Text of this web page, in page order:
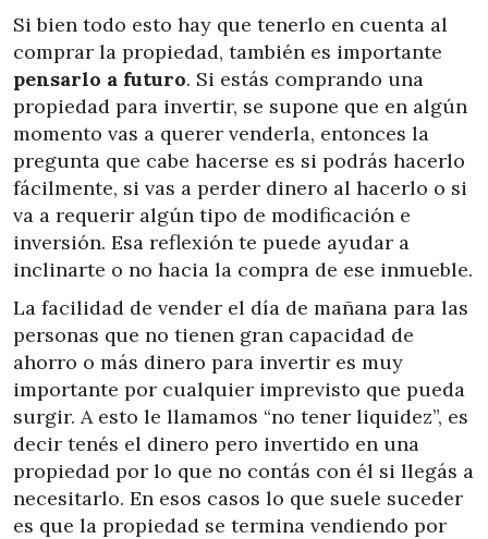
Si bien todo esto hay que tenerlo en cuenta al
comprar la propiedad, también es importante
pensarlo a futuro. Si estás comprando una
propiedad para invertir, se supone que en algún
momento vas a querer venderla, entonces la
pregunta que cabe hacerse es si podrás hacerlo
fácilmente, si vas a perder dinero al hacerlo o si
va a requerir algún tipo de modificación e
inversión. Esa reflexión te puede ayudar a
inclinarte o no hacia la compra de ese inmueble.
La facilidad de vender el día de mañana para las
personas que no tienen gran capacidad de
ahorro o más dinero para invertir es muy
importante por cualquier imprevisto que pueda
surgir. A esto le llamamos “no tener liquidez”, es
decir tenés el dinero pero invertido en una
propiedad por lo que no contás con él si llegás a
necesitarlo. En esos casos lo que suele suceder
es que la propiedad se termina vendiendo por